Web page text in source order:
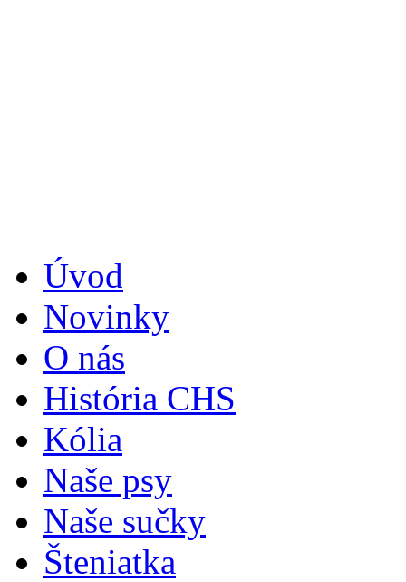
Úvod
Novinky
O nás
História CHS
Kólia
Naše psy
Naše sučky
Šteniatka